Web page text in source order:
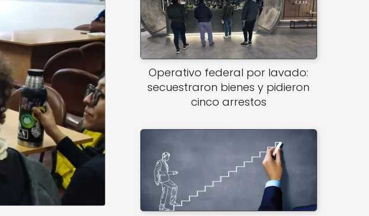
Operativo federal por lavado:
secuestraron bienes y pidieron
cinco arrestos